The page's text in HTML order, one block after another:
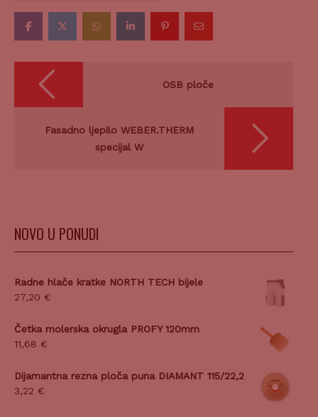
Navigacija
objava OSB ploče
Fasadno ljepilo WEBER.THERM
specijal W
NOVO U PONUDI
Radne hlače kratke NORTH TECH bijele
27,20 €
Četka molerska okrugla PROFY 120mm
11,68 €
Dijamantna rezna ploča puna DIAMANT 115/22,2
3,22 €